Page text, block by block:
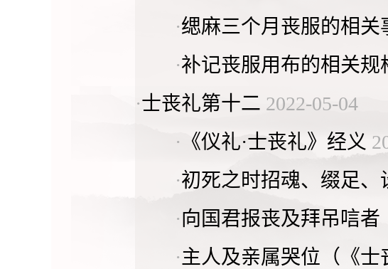
·缌麻三个月丧服的相关
·补记丧服用布的相关规
·士丧礼第十二 2022-05-04
· 《仪礼·士丧礼》经义
·初死之时招魂、缀足、
·向国君报丧及拜吊唁者
·主人及亲属哭位（《士